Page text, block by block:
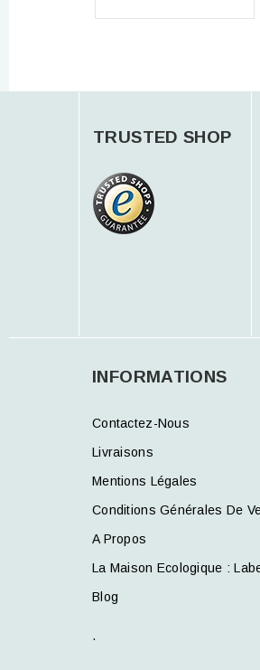
TRUSTED SHOP
INFORMATIONS
Contactez-Nous
Livraisons
Mentions Légales
Conditions Générales De
A Propos
La Maison Ecologique :
Blog
.